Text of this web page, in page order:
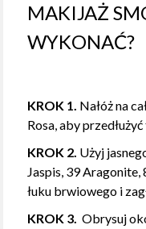
MAKIJAŻ
WYKONAĆ?
KROK 1. Nałóż na
Rosa, aby
KROK 2. Użyj
Jaspis, 39
łuku brwiowego i
KROK 3.Obrysuj